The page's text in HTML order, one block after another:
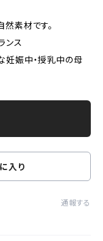
素材です。
ンス
妊娠中・授乳中の母
入り
通報する